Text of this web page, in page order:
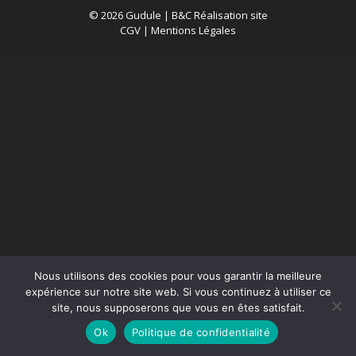
© 2026 Gudule | B&C Réalisation site
CGV | Mentions Légales
Nous utilisons des cookies pour vous garantir la meilleure
expérience sur notre site web. Si vous continuez à utiliser ce
site, nous supposerons que vous en êtes satisfait.
Ok
Politique de confidentialité